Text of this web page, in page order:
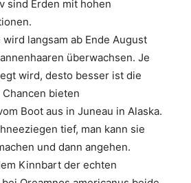
sind Erden mit hohen
langsam ab Ende August
überwachsen. Je
wird, desto besser ist die
bieten
Boot aus in Juneau in Alaska.
tief, man kann sie
und dann angehen.
Kinnbart der echten